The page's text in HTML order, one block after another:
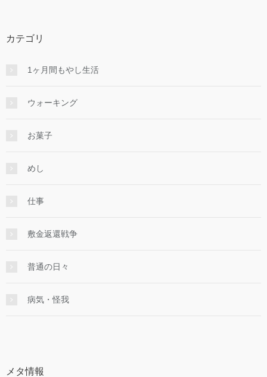
カテゴリ
1ヶ月間もやし生活
ウォーキング
お菓子
めし
仕事
敷金返還戦争
普通の日々
病気・怪我
メタ情報